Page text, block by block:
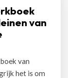
van
van
het is om